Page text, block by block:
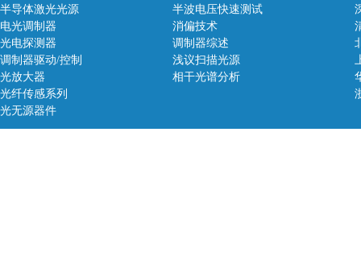
半导体激光光源
电光调制器
光电探测器
调制器驱动/控制
光放大器
光纤传感系列
光无源器件
半波电压快速测试
消偏技术
调制器综述
浅议扫描光源
相干光谱分析